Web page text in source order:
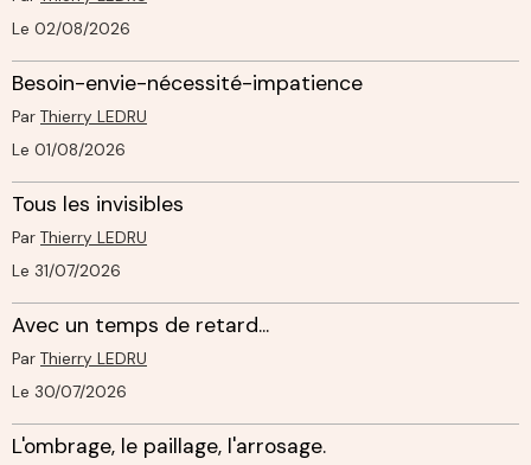
Le 02/08/2026
Besoin-envie-nécessité-impatience
Par Thierry LEDRU
Le 01/08/2026
Tous les invisibles
Par Thierry LEDRU
Le 31/07/2026
Avec un temps de retard...
Par Thierry LEDRU
Le 30/07/2026
L'ombrage, le paillage, l'arrosage.